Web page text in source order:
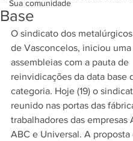
Sua comunidade
Base
O sindicato dos
de Vasconcelos, iniciou
assembleias com a pauta de
reinvidicações da data base
categoria. Hoje (19) o
reunido nas portas das
trabalhadores das empresas
ABC e Universal. A proposta